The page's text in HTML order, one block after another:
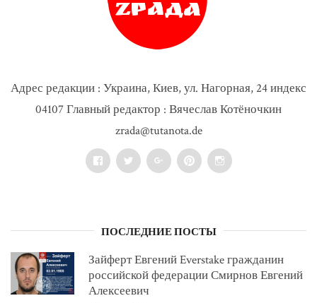
Адрес редакции : Украина, Киев, ул. Нагорная, 24 индекс
04107 Главный редактор : Вячеслав Котёночкин
zrada@tutanota.de
FacebookTwitter Google+PinterestInstagram
ПОСЛЕДНИЕ ПОСТЫ
Зайферт Евгений Everstake гражданин
российской федерации Смирнов Евгений
Алексеевич